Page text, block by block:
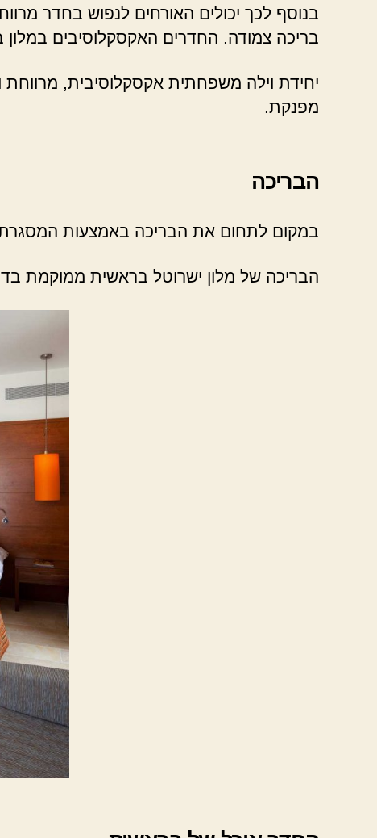
בנוסף לכך יכולים האורחים לנפוש בחדר
בריכה צמודה. החדרים האקסקלוסיבים במלון
יחידת וילה משפחתית אקסקלוסיבית, מרווחת
מפנקת.
הבריכה
במקום לתחום את הבריכה באמצעות המסגרת
הבריכה של מלון ישרוטל בראשית ממוקמת